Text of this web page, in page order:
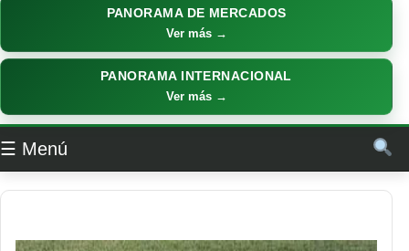
PANORAMA DE MERCADOS
Ver más →
PANORAMA INTERNACIONAL
Ver más →
☰ Menú